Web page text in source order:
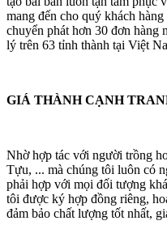
mang đến cho quý khách
chuyển phát hơn 30 đơn
lý trên 63 tỉnh thành tại Việt
GIÁ THÀNH CẠNH
Nhờ hợp tác với người trồng
Tựu, ... mà chúng tôi luôn có
phải hợp với mọi đối tượng
tôi được ký hợp đồng riêng,
đảm bảo chất lượng tốt nhất,